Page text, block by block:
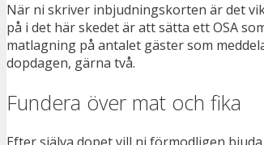
När ni skriver inbjudningskorten är det
på i det här skedet är att sätta ett OSA
matlagning på antalet gäster som
dopdagen, gärna två.
Fundera över mat och fika